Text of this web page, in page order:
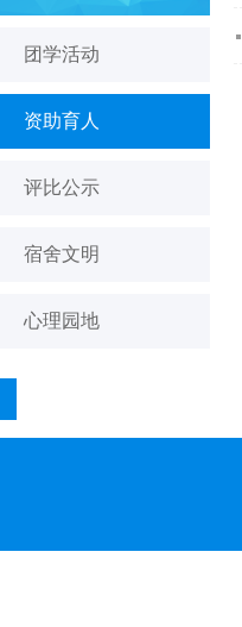
团学活动
资助育人
评比公示
宿舍文明
心理园地